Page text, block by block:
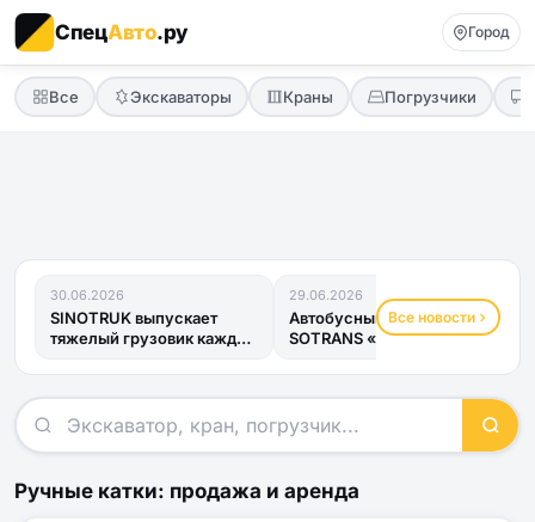
СпецАвто.ру Город
Все Экскаваторы Краны Погрузчики
30.06.2026
SINOTRUK выпускает
тяжелый грузовик каждые
29.06.2026
Автобусный прицеп
SOTRANS «Хвост
и готов к...
Все новости
Ручные катки: продажа и аренда